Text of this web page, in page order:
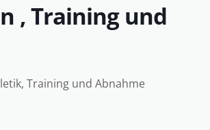
, Training und
Training und Abnahme